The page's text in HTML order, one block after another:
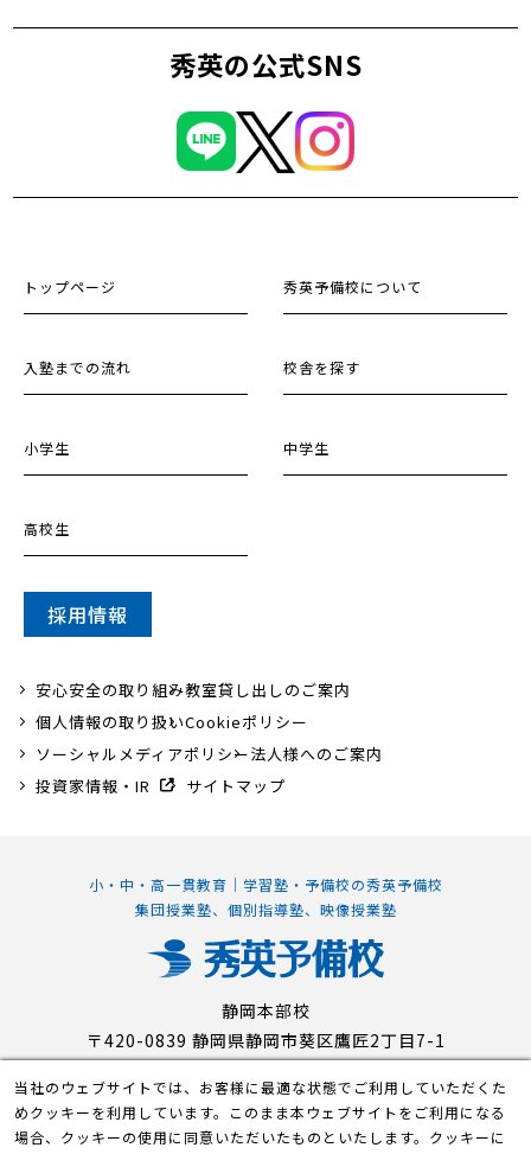
秀英の公式SNS
小・中・高一貫教育｜学習塾・予備校の秀英予備校
集団授業塾、個別指導塾、映像授業塾
静岡本部校
〒420-0839 静岡県静岡市葵区鷹匠2丁目7-1
トップページ 秀英予備校について
入塾までの流れ 校舎を探す
小学生 中学生
高校生
採用情報
安心安全の取り組み教室貸し出しのご案内
個人情報の取り扱いCookieポリシー
ソーシャルメディアポリシー法人様へのご案内
投資家情報・IR
サイトマップ
当社のウェブサイトでは、お客様に最適な状態でご利用していただくた
めクッキーを利用しています。このまま本ウェブサイトをご利用になる
場合、クッキーの使用に同意いただいたものといたします。クッキーに